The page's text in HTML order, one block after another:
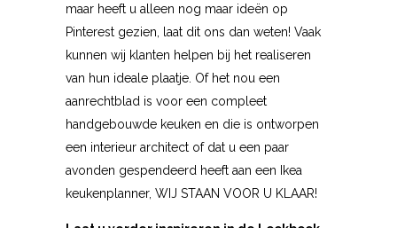
maar heeft u alleen nog maar ideën op
Pinterest gezien, laat dit ons dan weten! Vaak
kunnen wij klanten helpen bij het realiseren
van hun ideale plaatje. Of het nou een
aanrechtblad is voor een compleet
handgebouwde keuken en die is ontworpen
een interieur architect of dat u een paar
avonden gespendeerd heeft aan een Ikea
keukenplanner, WIJ STAAN VOOR U KLAAR!